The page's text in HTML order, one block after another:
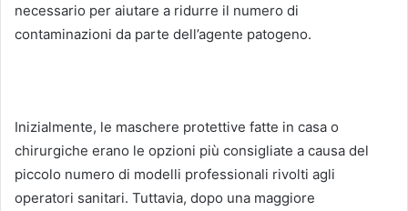
necessario per aiutare a ridurre il numero di
contaminazioni da parte dell’agente patogeno.
Inizialmente, le maschere protettive fatte in casa o
chirurgiche erano le opzioni più consigliate a causa del
piccolo numero di modelli professionali rivolti agli
operatori sanitari. Tuttavia, dopo una maggiore